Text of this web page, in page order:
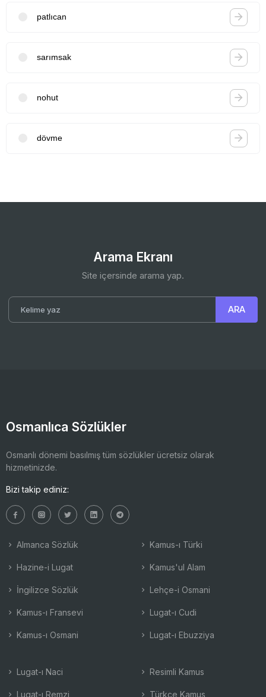
patlıcan
sarımsak
nohut
dövme
Arama Ekranı
Site içersinde arama yap.
Osmanlıca Sözlükler
Osmanlı dönemi basılmış tüm sözlükler ücretsiz olarak
hizmetinizde.
Bizi takip ediniz:
Almanca Sözlük
Hazine-i Lugat
İngilizce Sözlük
Kamus-ı Fransevi
Kamus-ı Osmani
Kamus-ı Türki
Kamus'ul Alam
Lehçe-i Osmani
Lugat-ı Cudi
Lugat-ı Ebuzziya
Lugat-ı Naci
Lugat-ı Remzi
Resimli Kamus
Türkçe Kamus